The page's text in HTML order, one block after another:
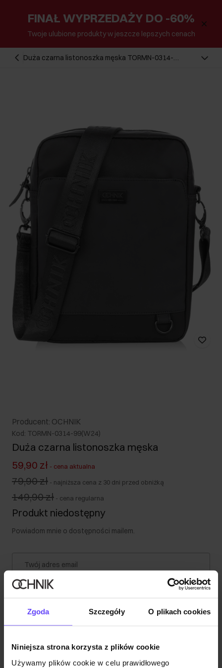
Zgoda Szczegóły O plikach cookies
Niniejsza strona korzysta z plików cookie
Używamy plików cookie w celu prawidłowego
FINAŁ WYPRZEDAŻY DO -60%
Twoje ulubione produkty w jeszcze lepszych cenach
Duża czarna listonoszka męska TORMN-0314-
Producent: OCHNIK
Kod: TORMN-0314-99(W24)
Duża czarna listonoszka męska
59,90 zł - cena aktualna
79,90 zł - najniższa cena z 30 dni przed obniżką
149,90 zł - cena regularna
Produkt niedostępny
Powiadom mnie o dostępności mailem.
Twój adres email
Powiadom o dostępności
Opis produktu